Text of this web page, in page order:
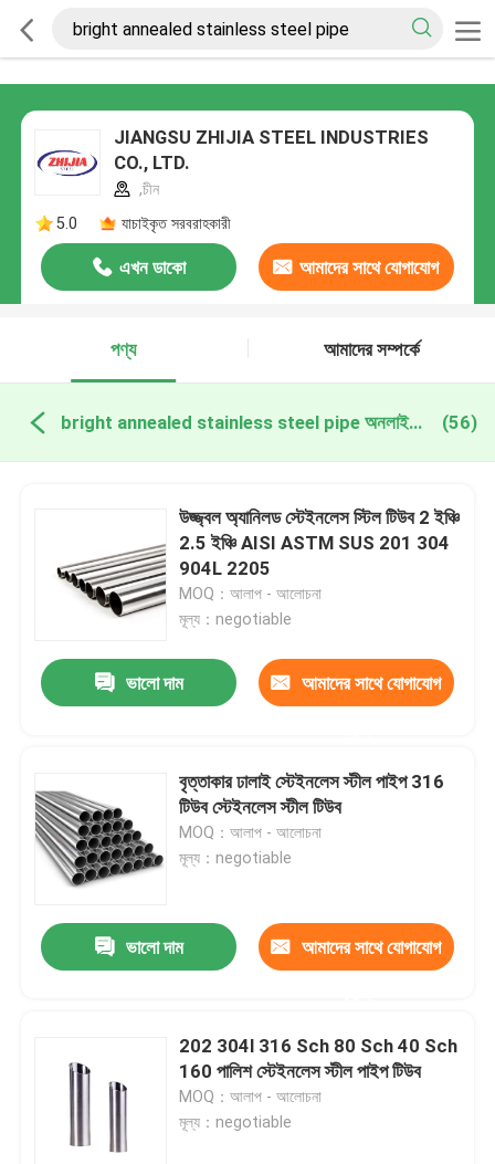
JIANGSU ZHIJIA STEEL INDUSTRIES
CO., LTD.
,চীন
5.0
যাচাইকৃত সরবরাহকারী
এখন ডাকো আমাদের সাথে যোগাযোগ
পণ্য
আমাদের সম্পর্কে
bright annealed stainless steel pipe অনলাইন উত্পাদন (56)
উজ্জ্বল অ্যানিলড স্টেইনলেস স্টিল টিউব 2 ইঞ্চি
2.5 ইঞ্চি AISI ASTM SUS 201 304
904L 2205
MOQ：আলাপ - আলোচনা
মূল্য：negotiable
ভালো দাম আমাদের সাথে যোগাযোগ
বৃত্তাকার ঢালাই স্টেইনলেস স্টীল পাইপ 316
টিউব স্টেইনলেস স্টীল টিউব
MOQ：আলাপ - আলোচনা
মূল্য：negotiable
ভালো দাম আমাদের সাথে যোগাযোগ
202 304l 316 Sch 80 Sch 40 Sch
160 পালিশ স্টেইনলেস স্টীল পাইপ টিউব
MOQ：আলাপ - আলোচনা
মূল্য：negotiable